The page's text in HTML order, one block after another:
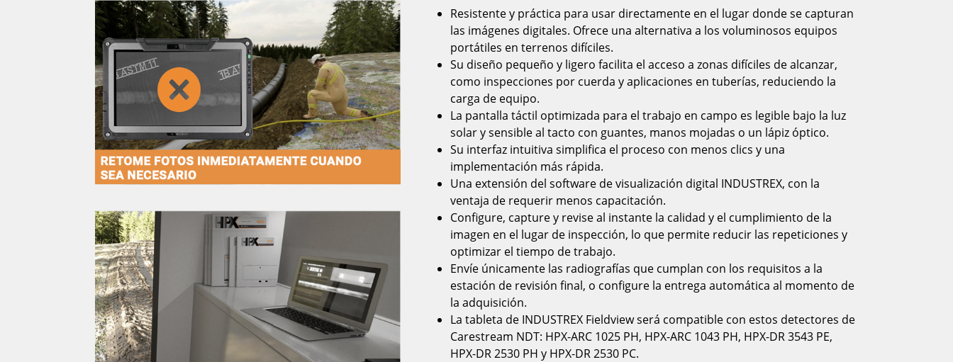
Resistente y práctica para usar directamente en el lugar donde se capturan
las imágenes digitales. Ofrece una alternativa a los voluminosos equipos
portátiles en terrenos difíciles.
Su diseño pequeño y ligero facilita el acceso a zonas difíciles de alcanzar,
como inspecciones por cuerda y aplicaciones en tuberías, reduciendo la
carga de equipo.
La pantalla táctil optimizada para el trabajo en campo es legible bajo la luz
solar y sensible al tacto con guantes, manos mojadas o un lápiz óptico.
Su interfaz intuitiva simplifica el proceso con menos clics y una
implementación más rápida.
Una extensión del software de visualización digital INDUSTREX, con la
ventaja de requerir menos capacitación.
Configure, capture y revise al instante la calidad y el cumplimiento de la
imagen en el lugar de inspección, lo que permite reducir las repeticiones y
optimizar el tiempo de trabajo.
Envíe únicamente las radiografías que cumplan con los requisitos a la
estación de revisión final, o configure la entrega automática al momento de
la adquisición.
La tableta de INDUSTREX Fieldview será compatible con estos detectores de
Carestream NDT: HPX-ARC 1025 PH, HPX-ARC 1043 PH, HPX-DR 3543 PE,
HPX-DR 2530 PH y HPX-DR 2530 PC.